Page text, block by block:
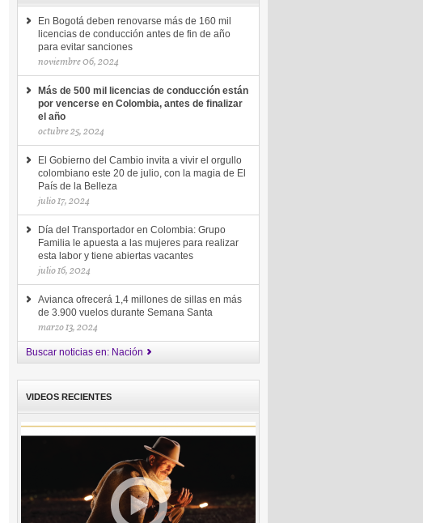
En Bogotá deben renovarse más de 160 mil
licencias de conducción antes de fin de año
para evitar sanciones
noviembre 06, 2024
Más de 500 mil licencias de conducción están
por vencerse en Colombia, antes de finalizar
el año
octubre 25, 2024
El Gobierno del Cambio invita a vivir el orgullo
colombiano este 20 de julio, con la magia de El
País de la Belleza
julio 17, 2024
Día del Transportador en Colombia: Grupo
Familia le apuesta a las mujeres para realizar
esta labor y tiene abiertas vacantes
julio 16, 2024
Avianca ofrecerá 1,4 millones de sillas en más
de 3.900 vuelos durante Semana Santa
marzo 13, 2024
Buscar noticias en: Nación
VIDEOS RECIENTES